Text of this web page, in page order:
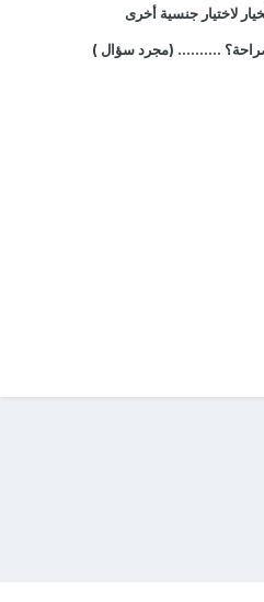
لاختيار جنسية أخرى
.......... (مجرد سؤال )